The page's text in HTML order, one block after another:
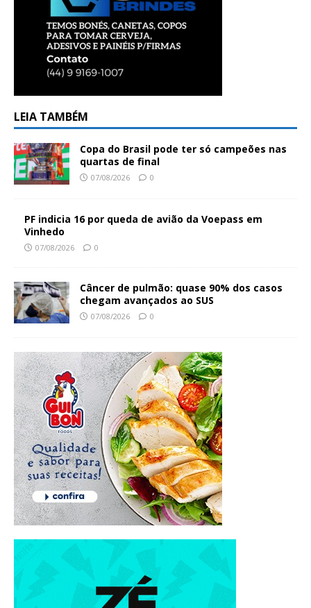
LEIA TAMBÉM
Copa do Brasil pode ter só campeões nas
quartas de final
07/08/2026 0
PF indicia 16 por queda de avião da Voepass em
Vinhedo
07/08/2026 0
Câncer de pulmão: quase 90% dos casos
chegam avançados ao SUS
07/08/2026 0